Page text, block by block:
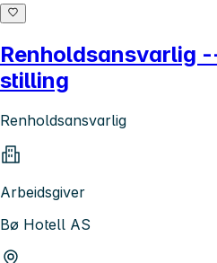
Renholdsansvarlig
stilling
Renholdsansvarlig
Arbeidsgiver
Bø Hotell AS